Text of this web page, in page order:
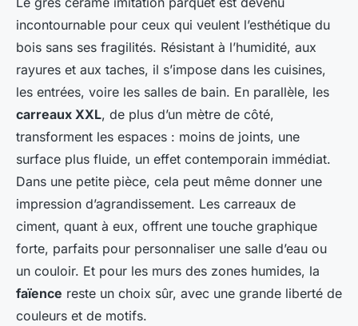
incontournable pour ceux qui veulent l’esthétique du
bois sans ses fragilités. Résistant à l’humidité, aux
rayures et aux taches, il s’impose dans les cuisines,
les entrées, voire les salles de bain. En parallèle, les
carreaux XXL, de plus d’un mètre de côté,
transforment les espaces : moins de joints, une
surface plus fluide, un effet contemporain immédiat.
Dans une petite pièce, cela peut même donner une
impression d’agrandissement. Les carreaux de
ciment, quant à eux, offrent une touche graphique
forte, parfaits pour personnaliser une salle d’eau ou
un couloir. Et pour les murs des zones humides, la
faïence reste un choix sûr, avec une grande liberté de
couleurs et de motifs.